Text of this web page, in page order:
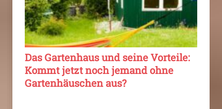
Das Gartenhaus und seine Vorteile:
Kommt jetzt noch jemand ohne
Gartenhäuschen aus?